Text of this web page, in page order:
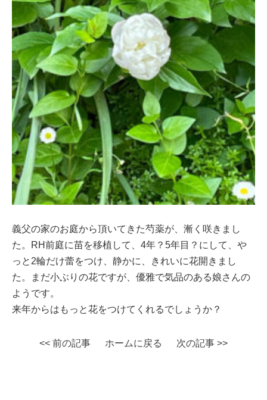
義父の家のお庭から頂いてきた芍薬が、漸く咲きまし
た。RH前庭に苗を移植して、4年？5年目？にして、や
っと2輪だけ蕾をつけ、静かに、きれいに花開きまし
た。まだ小ぶりの花ですが、優雅で気品のある娘さんの
ようです。
来年からはもっと花をつけてくれるでしょうか？
<< 前の記事 ホームに戻る 次の記事 >>